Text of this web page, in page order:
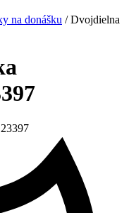
na donášku /Dvojdielna